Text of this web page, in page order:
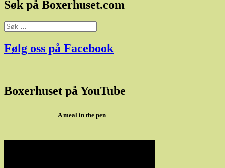
Søk på Boxerhuset.com
Søk
etter:
Følg oss på Facebook
Boxerhuset på YouTube
A meal in the pen